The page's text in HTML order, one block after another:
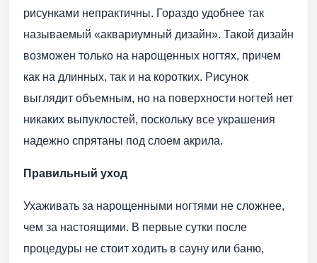
рисунками непрактичны. Гораздо удобнее так
называемый «аквариумный дизайн». Такой дизайн
возможен только на нарощенных ногтях, причем
как на длинных, так и на коротких. Рисунок
выглядит объемным, но на поверхности ногтей нет
никаких выпуклостей, поскольку все украшения
надежно спрятаны под слоем акрила.
Правильный уход
Ухаживать за нарощенными ногтями не сложнее,
чем за настоящими. В первые сутки после
процедуры не стоит ходить в сауну или баню,